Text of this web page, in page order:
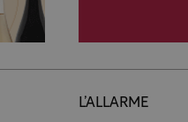
L’ALLARME